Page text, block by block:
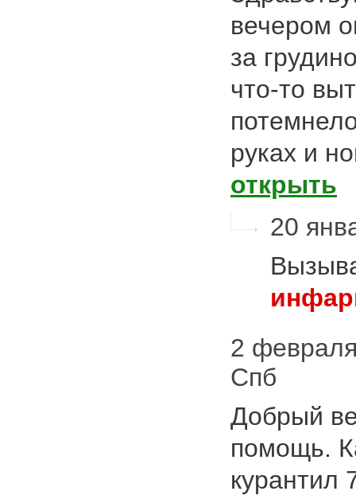
вечером
за
что-то
руках и
открыть
20
2
Спб
Добрый
помощь.
курантил